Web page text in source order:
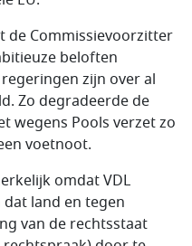
de Commissievoorzitter
beloften
zijn over al
Zo degradeerde de
wegens Pools verzet zo
voetnoot.
omdat VDL
land en tegen
van de rechtsstaat